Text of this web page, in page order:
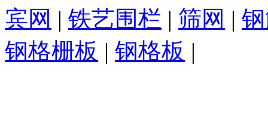
宾网 | 铁艺围栏 | 筛网 |
钢格栅板 | 钢格板 |